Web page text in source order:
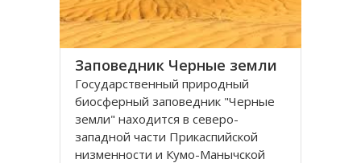
Заповедник Черные земли
Государственный природный
биосферный заповедник "Черные
земли" находится в северо-
западной части Прикаспийской
низменности и Кумо-Манычской